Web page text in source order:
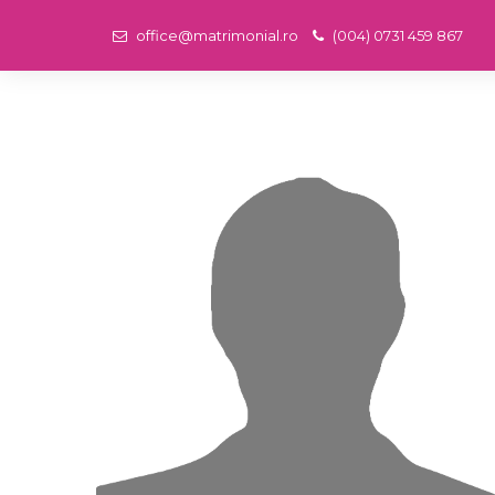
office@matrimonial.ro (004) 0731 459 867